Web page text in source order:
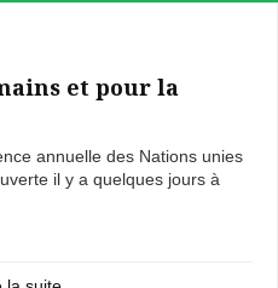
et pour la
annuelle des Nations unies
il y a quelques jours à